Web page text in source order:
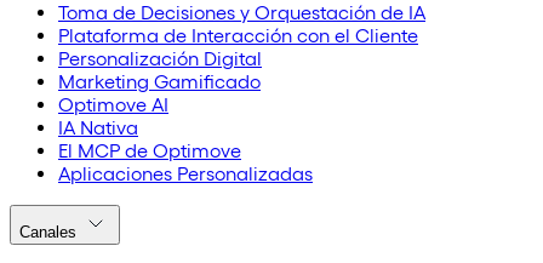
Toma de Decisiones y Orquestación de IA
Plataforma de Interacción con el Cliente
Personalización Digital
Marketing Gamificado
Optimove AI
IA Nativa
El MCP de Optimove
Aplicaciones Personalizadas
Canales